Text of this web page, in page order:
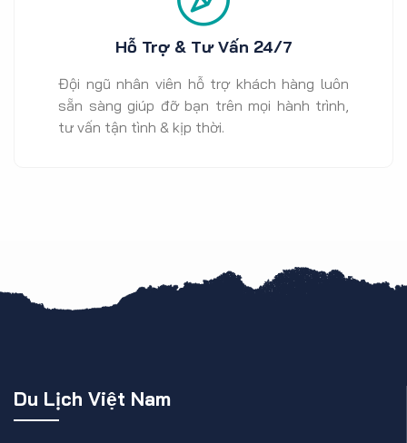
Hỗ Trợ & Tư Vấn 24/7
Đội ngũ nhân viên hỗ trợ khách hàng luôn
sẵn sàng giúp đỡ bạn trên mọi hành trình,
tư vấn tận tình & kịp thời.
Du Lịch Việt Nam